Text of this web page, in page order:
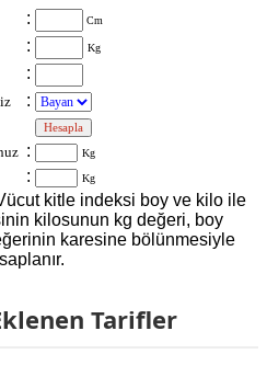
: Cm
: Kg
:
:
: Kg
: Kg
kitle indeksi boy ve kilo ile
kilosunun kg değeri, boy
karesine bölünmesiyle
Tarifler